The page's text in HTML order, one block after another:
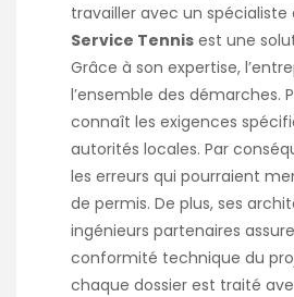
travailler avec un
Service Tennis est une
Grâce à son expertise,
l’ensemble des démarches.
connaît les exigences
autorités locales. Par
les erreurs qui pourraient
de permis. De plus, ses
ingénieurs partenaires
conformité technique du
chaque dossier est traité